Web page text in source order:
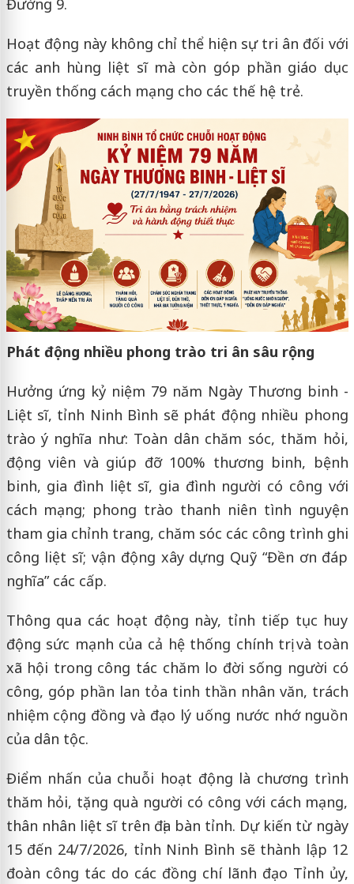
Hoạt động này không chỉ thể hiện sự tri ân đối với
các anh hùng liệt sĩ mà còn góp phần giáo dục
truyền thống cách mạng cho các thế hệ trẻ.
Phát động nhiều phong trào tri ân sâu rộng
Hưởng ứng kỷ niệm 79 năm Ngày Thương binh -
Liệt sĩ, tỉnh Ninh Bình sẽ phát động nhiều phong
trào ý nghĩa như: Toàn dân chăm sóc, thăm hỏi,
động viên và giúp đỡ 100% thương binh, bệnh
binh, gia đình liệt sĩ, gia đình người có công với
cách mạng; phong trào thanh niên tình nguyện
tham gia chỉnh trang, chăm sóc các công trình ghi
công liệt sĩ; vận động xây dựng Quỹ “Đền ơn đáp
nghĩa” các cấp.
Thông qua các hoạt động này, tỉnh tiếp tục huy
động sức mạnh của cả hệ thống chính trị và toàn
xã hội trong công tác chăm lo đời sống người có
công, góp phần lan tỏa tinh thần nhân văn, trách
nhiệm cộng đồng và đạo lý uống nước nhớ nguồn
của dân tộc.
Điểm nhấn của chuỗi hoạt động là chương trình
thăm hỏi, tặng quà người có công với cách mạng,
thân nhân liệt sĩ trên địa bàn tỉnh. Dự kiến từ ngày
15 đến 24/7/2026, tỉnh Ninh Bình sẽ thành lập 12
đoàn công tác do các đồng chí lãnh đạo Tỉnh ủy,